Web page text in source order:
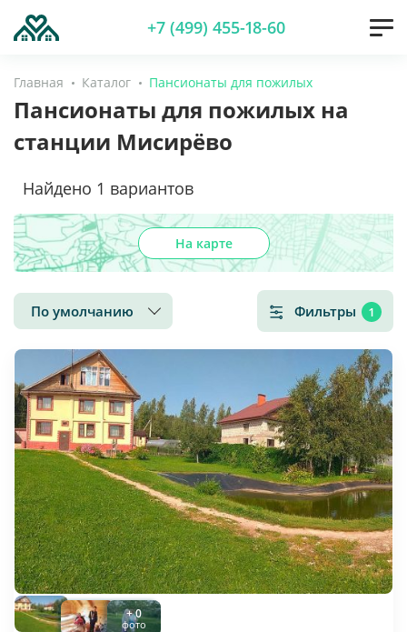
+7 (499) 455-18-60
Главная Каталог Пансионаты для пожилых
Пансионаты для пожилых на
станции Мисирёво
Найдено 1 вариантов
По умолчанию Фильтры 1
На карте
+ 0
фото